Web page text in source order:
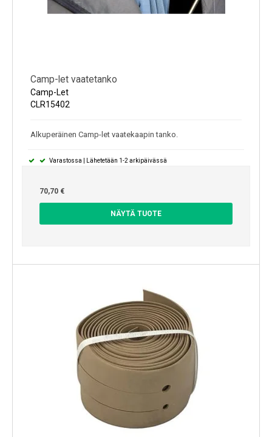
Camp-let vaatetanko
Camp-Let
CLR15402
Alkuperäinen Camp-let vaatekaapin tanko.
Varastossa | Lähetetään 1-2 arkipäivässä
70,70 €
NÄYTÄ TUOTE